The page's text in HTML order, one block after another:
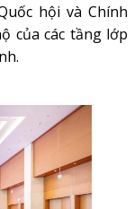
hội và Chính
của các tầng lớp